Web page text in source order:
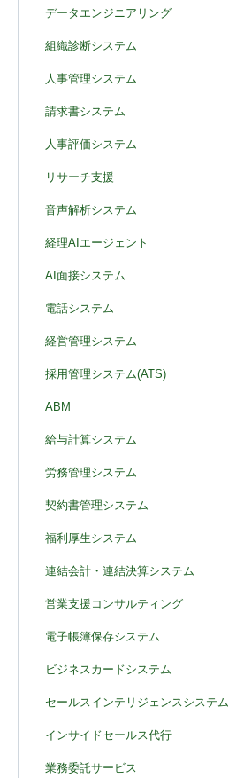
データエンジニアリング
組織診断システム
人事管理システム
請求書システム
人事評価システム
リサーチ支援
音声解析システム
経理AIエージェント
AI面接システム
電話システム
経営管理システム
採用管理システム(ATS)
ABM
給与計算システム
労務管理システム
契約書管理システム
福利厚生システム
連結会計・連結決算システム
営業支援コンサルティング
電子帳簿保存システム
ビジネスカードシステム
セールスインテリジェンスシステム
インサイドセールス代行
業務委託サービス